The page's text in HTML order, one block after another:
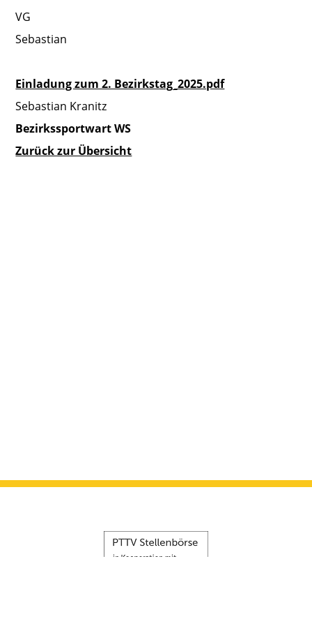
VG
Sebastian
Einladung zum 2. Bezirkstag_2025.pdf
Sebastian Kranitz
Bezirkssportwart WS
Zurück zur Übersicht